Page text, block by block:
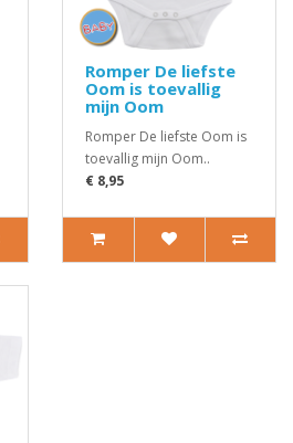
Romper De liefste
Oom is toevallig
mijn Oom
Romper De liefste Oom is
toevallig mijn Oom..
€ 8,95